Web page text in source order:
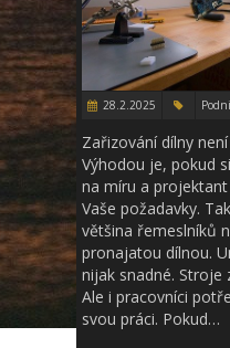
28.2.2025
Zařizování dílny
Výhodou je, pokud
na míru a
Vaše požadavky.
většina řemeslníků
pronajatou dílnou.
nijak snadné. Stroje
Ale i pracovníci
svou práci. Pokud…